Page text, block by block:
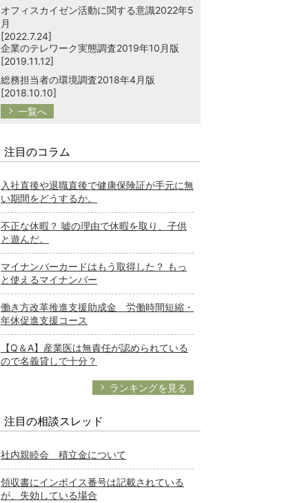
オフィスカイゼン活動に関する意識2022年5
月
[2022.7.24]
企業のテレワーク実態調査2019年10月版
[2019.11.12]
総務担当者の環境調査2018年4月版
[2018.10.10]
一覧へ
注目のコラム
入社直後や退職直後で健康保険証が手元に無
い期間をどうするか。
不正な休暇？ 嘘の理由で休暇を取り、子供
と遊んだ。
マイナンバーカードはもう取得した？ もっ
と使えるマイナンバー
働き方改革推進支援助成金 労働時間短縮・
年休促進支援コース
【Q＆A】産業医は無責任が認められている
ので名義貸しで十分？
ランキングを見る
注目の相談スレッド
社内親睦会 積立金について
領収書にインボイス番号は記載されている
が、失効している場合